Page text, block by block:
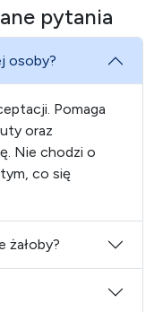
pytania
osoby?
Pomaga
oraz
Nie chodzi o
co się
żałoby?